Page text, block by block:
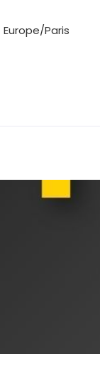
Europe/Paris